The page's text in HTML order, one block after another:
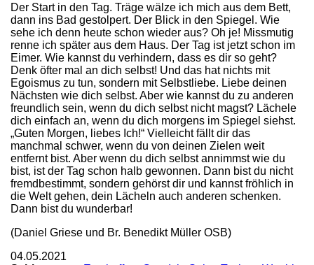
Der Start in den Tag. Träge wälze ich mich aus dem Bett,
dann ins Bad gestolpert. Der Blick in den Spiegel. Wie
sehe ich denn heute schon wieder aus? Oh je! Missmutig
renne ich später aus dem Haus. Der Tag ist jetzt schon im
Eimer. Wie kannst du verhindern, dass es dir so geht?
Denk öfter mal an dich selbst! Und das hat nichts mit
Egoismus zu tun, sondern mit Selbstliebe. Liebe deinen
Nächsten wie dich selbst. Aber wie kannst du zu anderen
freundlich sein, wenn du dich selbst nicht magst? Lächele
dich einfach an, wenn du dich morgens im Spiegel siehst.
„Guten Morgen, liebes Ich!“ Vielleicht fällt dir das
manchmal schwer, wenn du von deinen Zielen weit
entfernt bist. Aber wenn du dich selbst annimmst wie du
bist, ist der Tag schon halb gewonnen. Dann bist du nicht
fremdbestimmt, sondern gehörst dir und kannst fröhlich in
die Welt gehen, dein Lächeln auch anderen schenken.
Dann bist du wunderbar!
(Daniel Griese und Br. Benedikt Müller OSB)
04.05.2021